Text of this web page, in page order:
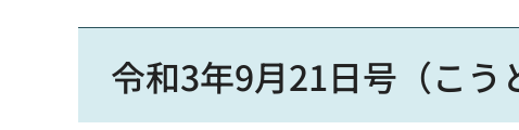
令和3年9月21日号（こ